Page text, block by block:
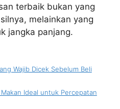
terbaik bukan yang
melainkan yang
jangka panjang.
Wajib Dicek Sebelum Beli
Ideal untuk Percepatan